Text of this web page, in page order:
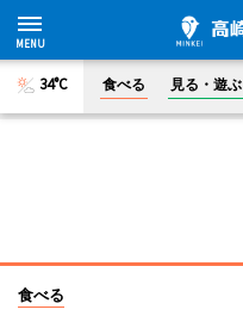
34°C 食べる 見る・遊ぶ
食べる